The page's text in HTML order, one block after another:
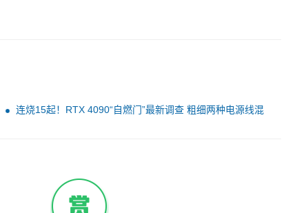
连烧15起！RTX 4090“自燃门”最新调查 粗细两种电源线混